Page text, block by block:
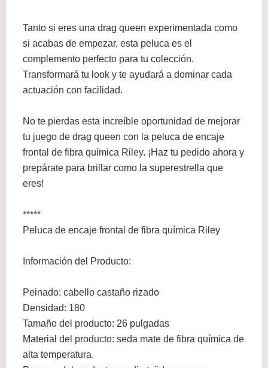
Tanto si eres una drag queen experimentada como
si acabas de empezar, esta peluca es el
complemento perfecto para tu colección.
Transformará tu look y te ayudará a dominar cada
actuación con facilidad.
No te pierdas esta increíble oportunidad de mejorar
tu juego de drag queen con la peluca de encaje
frontal de fibra química Riley. ¡Haz tu pedido ahora y
prepárate para brillar como la superestrella que
eres!
*****
Peluca de encaje frontal de fibra química Riley
Información del Producto:
Peinado: cabello castaño rizado
Densidad: 180
Tamaño del producto: 26 pulgadas
Material del producto: seda mate de fibra química de
alta temperatura.